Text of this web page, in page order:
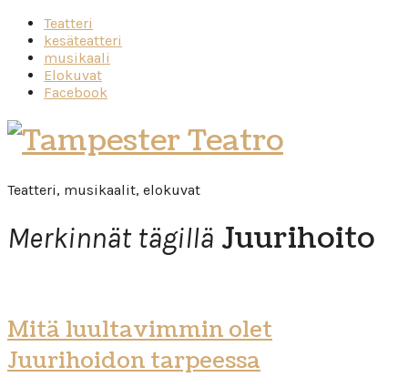
Teatteri
kesäteatteri
musikaali
Elokuvat
Facebook
Tampester
Teatro
Teatteri, musikaalit, elokuvat
Merkinnät tägillä Juurihoito
Mitä luultavimmin olet
Juurihoidon tarpeessa